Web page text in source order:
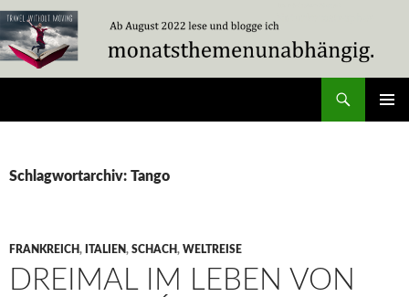
Zum
Inhalt
springen
Schlagwortarchiv: Tango
FRANKREICH, ITALIEN, SCHACH, WELTREISE
DREIMAL IM LEBEN VON